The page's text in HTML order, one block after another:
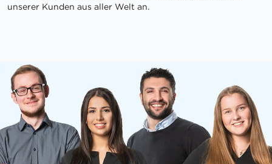
unserer Kunden aus aller Welt an.